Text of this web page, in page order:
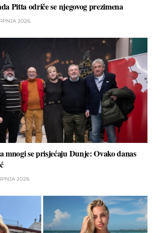
Pitta odriče se njegovog prezimena
2026.
mnogi se prisjećaju Dunje: Ovako danas
2026.